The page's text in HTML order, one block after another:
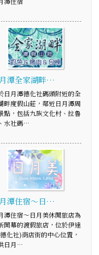
潭全家湖畔…
日月潭德化社碼頭附近的全
畔度假山莊，鄰近日月潭周
點，包括九族文化村、拉魯
水社碼…
潭住宿～日…
潭住宿～日月美休閒旅店為
開幕的渡假旅店，位於伊達
化社)商店街的中心位置，
日月…